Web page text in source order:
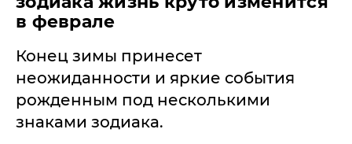
в феврале
Конец зимы принесет
неожиданности и яркие события
рожденным под несколькими
знаками зодиака.